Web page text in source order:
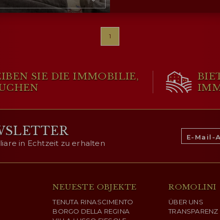
1
SIE DIE IMMOBILIE,
in Echtzeit zu erhalten
NEUESTE OBJEKTE
TENUTA RINASCIMENTO
BORGO DELLA REGINA
ROMOLINI
ÜBER UNS
TRANSPARENZ